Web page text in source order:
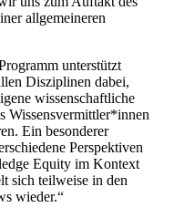
allgemeineren
unterstützt
Disziplinen dabei,
wissenschaftliche
Wissensvermittler*innen
Ein besonderer
Perspektiven
Equity im Kontext
sich teilweise in den
wieder.“